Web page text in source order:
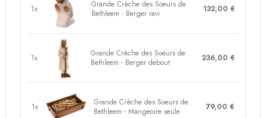
1x
Grande Crèche des Soeurs de
Bethleem - Berger ravi
132,00 €
1x
Grande Crèche des Soeurs de
Bethleem - Berger debout
236,00 €
1x
Grande Crèche des Soeurs de
Bethleem - Mangeoire seule
79,00 €